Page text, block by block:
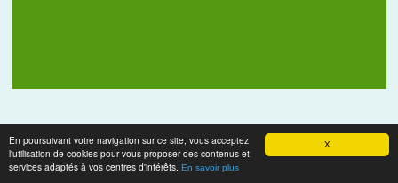
X
En poursuivant votre navigation sur ce site, vous acceptez
l'utilisation de cookies pour vous proposer des contenus et
services adaptés à vos centres d'intérêts. En savoir plus